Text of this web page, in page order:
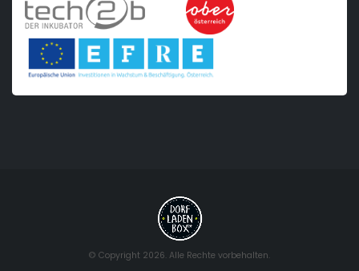
© Copyright 2026. Alle Rechte vorbehalten.